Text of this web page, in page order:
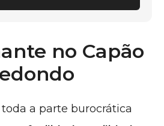
no Capão
a parte burocrática